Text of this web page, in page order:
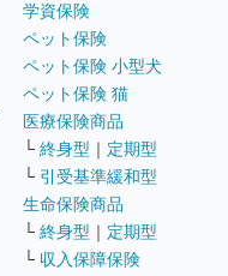
学資保険
ペット保険
ペット保険 小型犬
ペット保険 猫
医療保険商品
└ 終身型 ｜ 定期型
└ 引受基準緩和型
生命保険商品
└ 終身型 ｜ 定期型
└ 収入保障保険